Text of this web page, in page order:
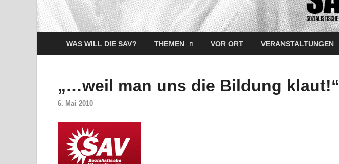
WAS WILL DIE SAV? THEMEN VOR ORT VERANSTALTUNGEN
„…weil man uns die Bildung klaut!“
6. Mai 2010